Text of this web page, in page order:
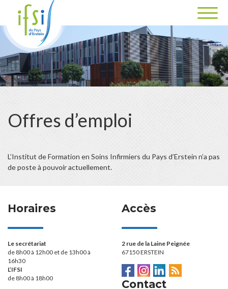
Offres d’emploi
L’Institut de Formation en Soins Infirmiers du Pays d’Erstein n’a pas
de poste à pouvoir actuellement.
Horaires
Le secrétariat
de 8h00 à 12h00 et de 13h00 à
16h30
L’IFSI
de 8h00 à 18h00
Accès
2 rue de la Laine Peignée
67150 ERSTEIN
Contact